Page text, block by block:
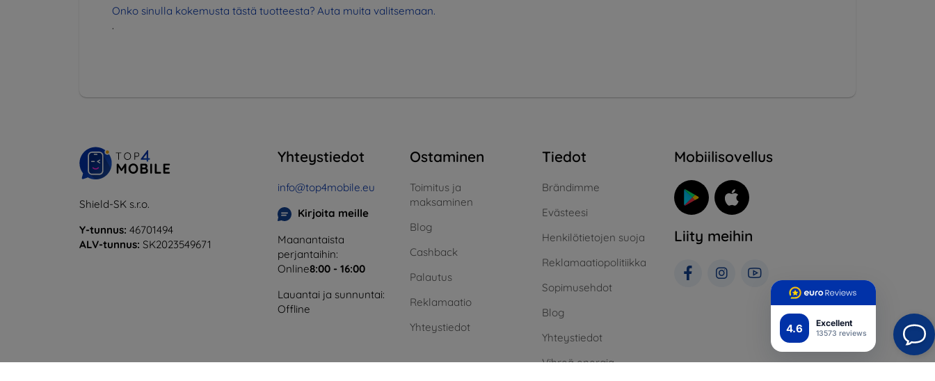
4.6 Excellent
13573 reviews
Onko sinulla kokemusta tästä tuotteesta? Auta muita valitsemaan.
.
Shield-SK s.r.o.
Y-tunnus: 46701494
ALV-tunnus: SK2023549671
Yhteystiedot
info@top4mobile.eu
Kirjoita meille
Maanantaista
perjantaihin:
Online8:00 - 16:00
Lauantai ja sunnuntai:
Offline
Ostaminen
Toimitus ja
maksaminen
Blog
Cashback
Palautus
Reklamaatio
Yhteystiedot
Tiedot
Brändimme
Evästeesi
Henkilötietojen suoja
Reklamaatiopolitiikka
Sopimusehdot
Blog
Yhteystiedot
Vihreä energia
Mobiilisovellus
Liity meihin